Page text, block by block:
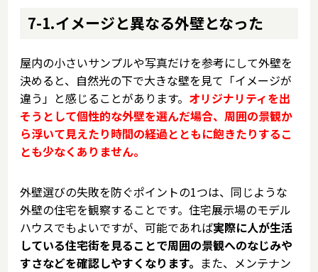
7-1.イメージと異なる外壁となった
屋内の小さいサンプルや写真だけを参考にして外壁を
決めると、自然光の下で大きな壁を見て「イメージが
違う」と感じることがあります。 オリジナリティを出
そうとして個性的な外壁を選んだ場合、周囲の景観か
ら浮いて見えたり時間の経過とともに飽きたりするこ
とも少なくありません。
外壁選びの失敗を防ぐポイントの1つは、同じような
外壁の住宅を観察することです。住宅展示場のモデル
ハウスでもよいですが、可能であれば実際に人が生活
している住宅街を見ることで周囲の景観へのなじみや
すさなどを確認しやすくなります。 また、メンテナン